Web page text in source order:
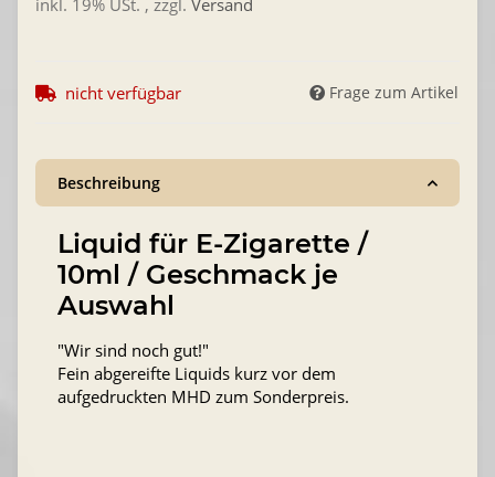
nicht verfügbar Frage zum Artikel
Beschreibung
Liquid für E-Zigarette /
10ml / Geschmack je
Auswahl
"Wir sind noch gut!"
Fein abgereifte Liquids kurz vor dem
aufgedruckten MHD zum Sonderpreis.